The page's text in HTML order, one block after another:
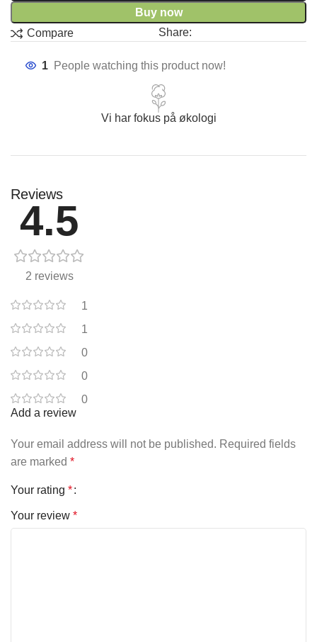
Buy now
Compare
Share:
1 People watching this product now!
Vi har fokus på økologi
Reviews
4.5
2 reviews
1
1
0
0
0
Add a review
Your email address will not be published. Required fields
are marked *
Your rating *
Your review *